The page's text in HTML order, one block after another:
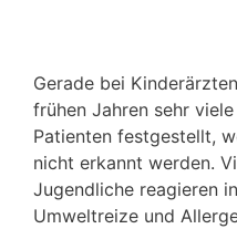
Gerade bei
frühen Jahren sehr
Patienten festgestellt,
nicht erkannt werden.
Jugendliche reagieren
Umweltreize und